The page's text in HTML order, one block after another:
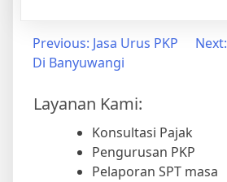
Previous: Jasa Urus PKP
Di Banyuwangi
Next:
Layanan Kami:
Konsultasi Pajak
Pengurusan PKP
Pelaporan SPT masa